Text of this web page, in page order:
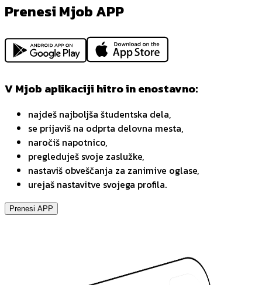
Prenesi Mjob APP
V Mjob aplikaciji hitro in enostavno:
najdeš najboljša študentska dela,
se prijaviš na odprta delovna mesta,
naročiš napotnico,
pregleduješ svoje zaslužke,
nastaviš obveščanja za zanimive oglase,
urejaš nastavitve svojega profila.
Prenesi APP